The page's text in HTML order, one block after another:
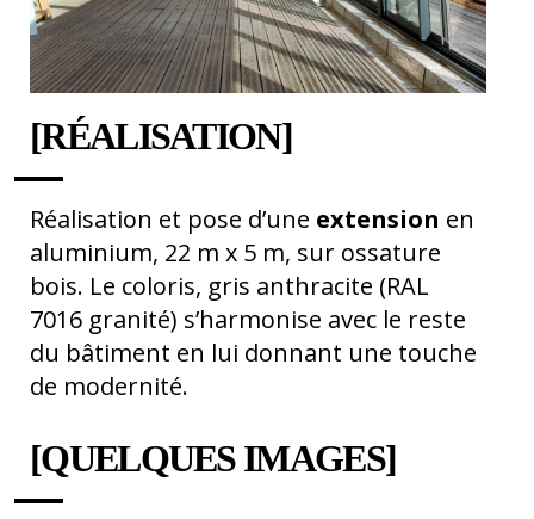
[RÉALISATION]
Réalisation et pose d’une extension en
aluminium, 22 m x 5 m, sur ossature
bois. Le coloris, gris anthracite (RAL
7016 granité) s’harmonise avec le reste
du bâtiment en lui donnant une touche
de modernité.
[QUELQUES IMAGES]